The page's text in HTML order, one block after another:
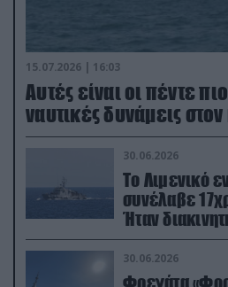
15.07.2026 | 16:03
Aυτές είναι οι πέντε
ναυτικές δυνάμεις
30.06.2026
Το Λιμενικό
συνέλαβε
Ήταν
μεταναστών
30.06.2026
Φρεγάτα